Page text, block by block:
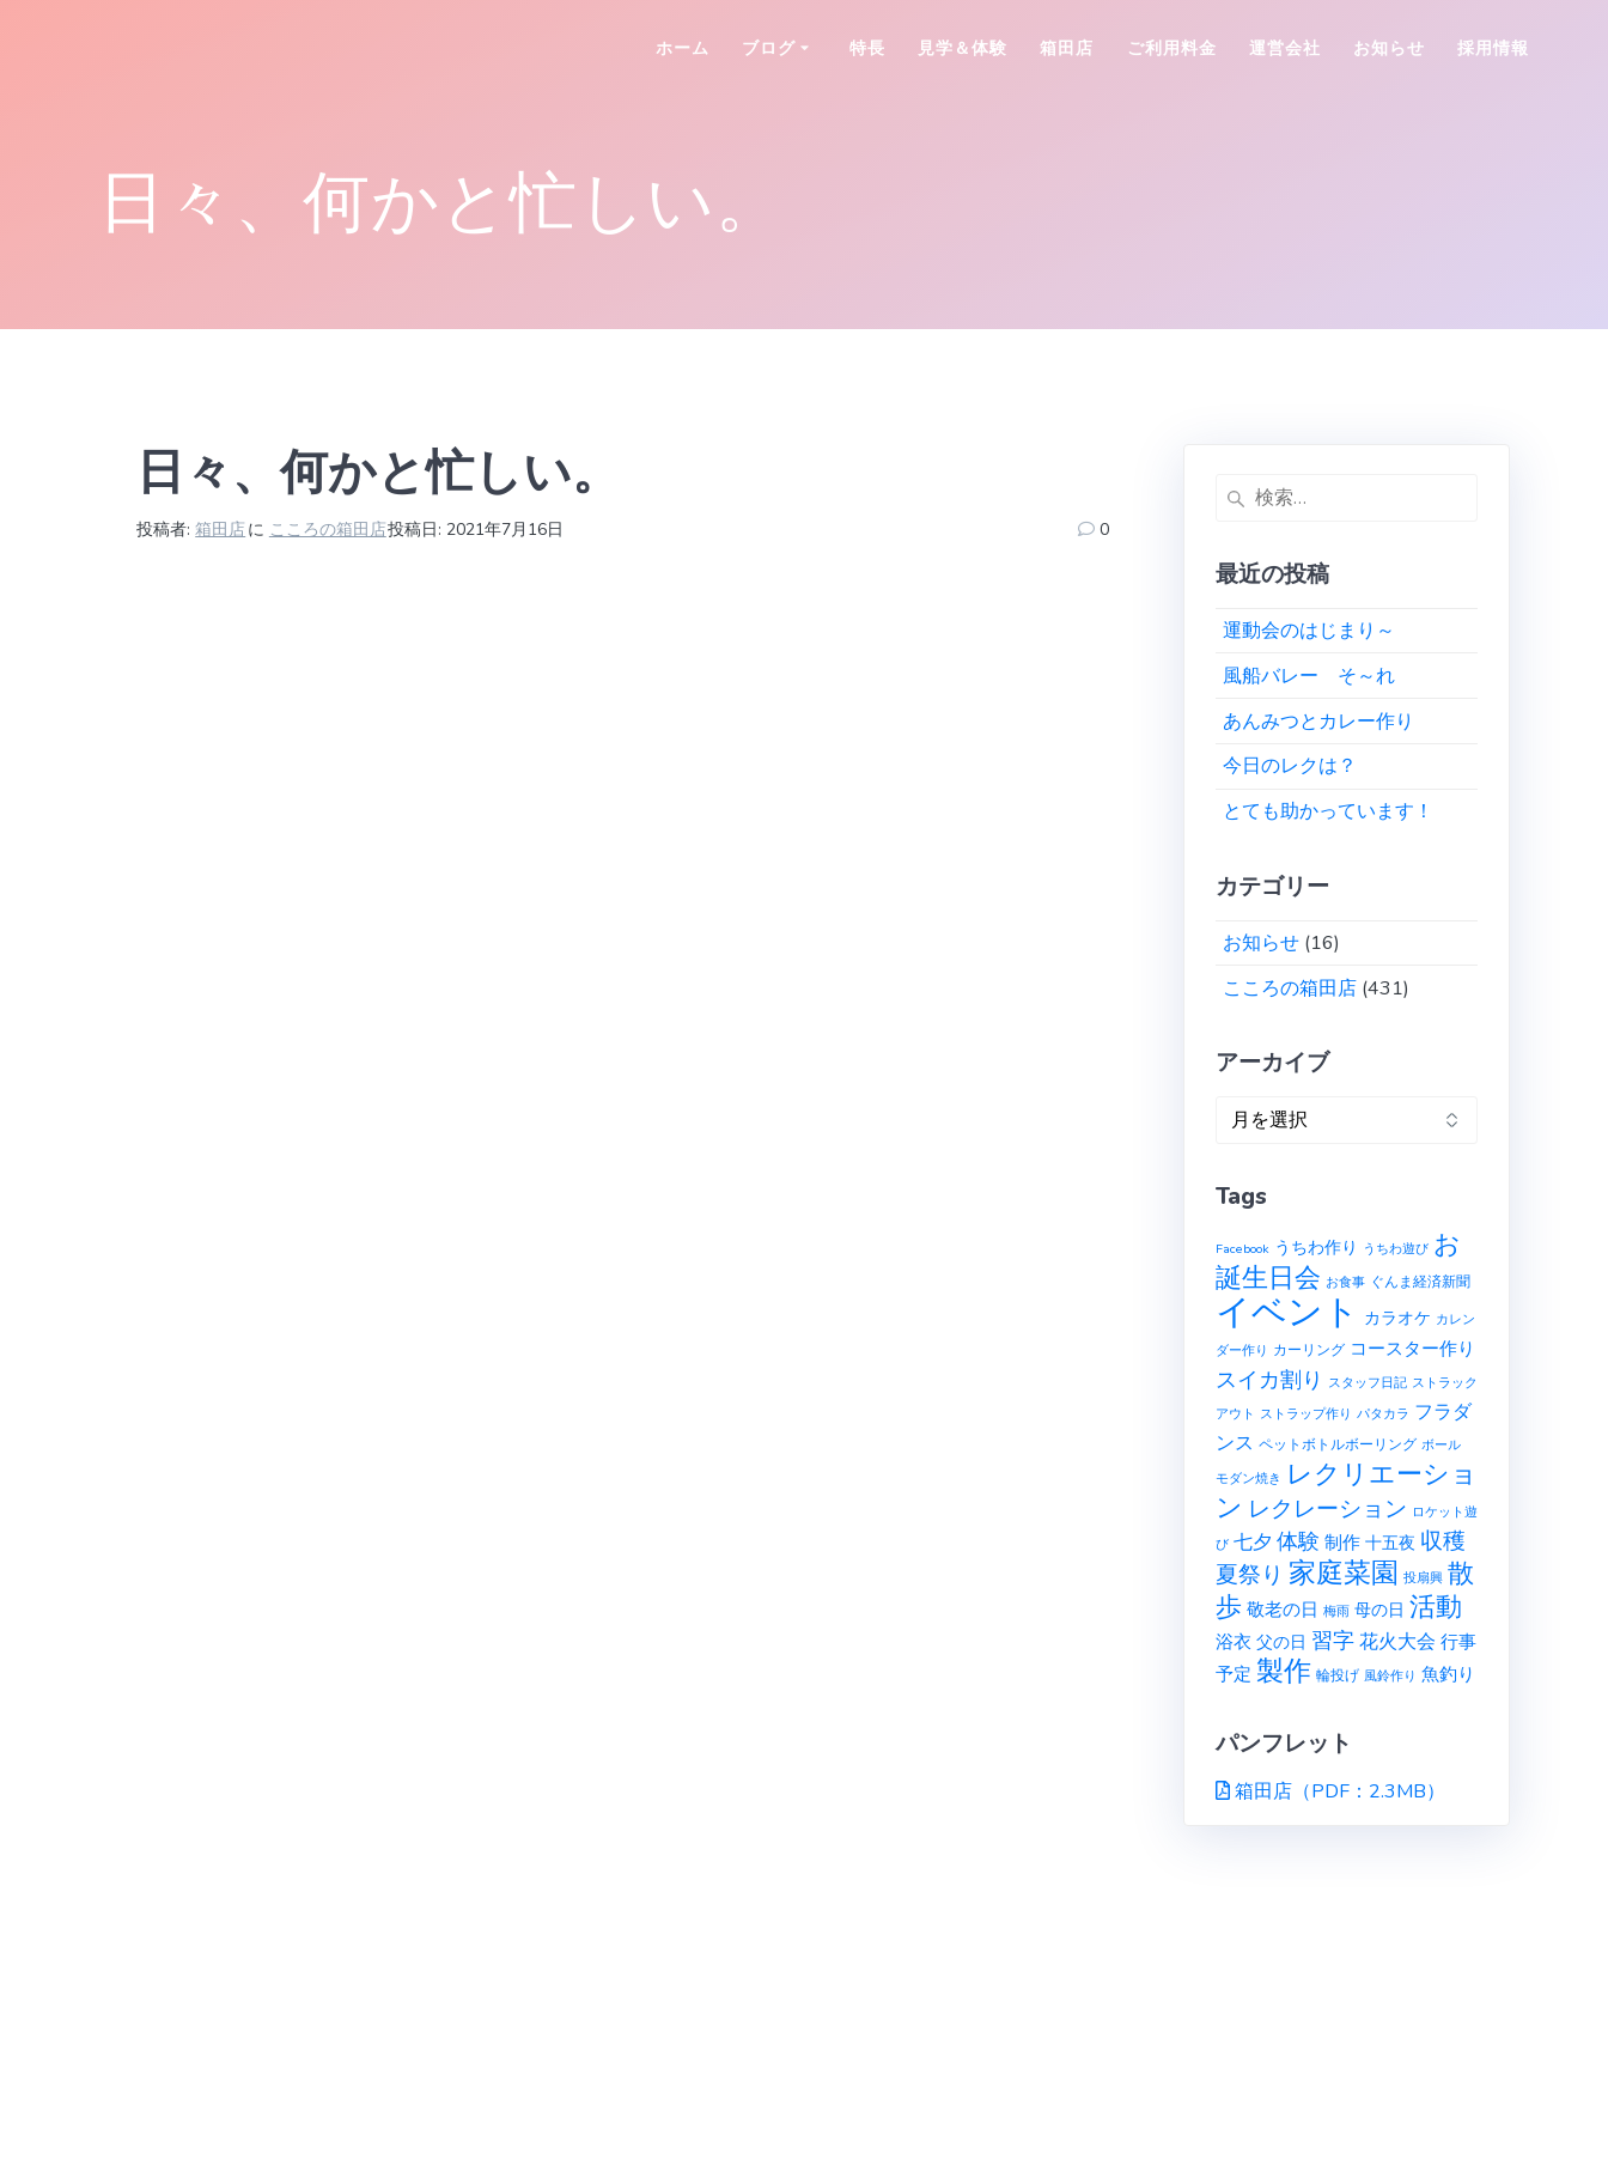
ホーム ブログ 特長 見学＆体験 箱田店 ご利用料金 運営会社 お知らせ 採用情報
日々、何かと忙しい。
日々、何かと忙しい。
投稿者:箱田店 に こころの箱田店投稿日: 2021年7月16日 0
検
最近の投稿
運動会のはじまり～
風船バレー そ～れ
あんみつとカレー作り
今日のレクは？
とても助かっています！
カテゴリー
お知らせ (16)
こころの箱田店 (431)
アーカイブ
イ
Tags
Facebook うちわ作り うちわ遊び お
誕生日会 お食事 ぐんま経済新聞
イベント カラオケ カレン
ダー作り カーリング コースター作り
スイカ割り スタッフ日記 ストラック
アウト ストラップ作り パタカラ フラダ
ンス ペットボトルボーリング ボール
モダン焼き レクリエーショ
ン レクレーション ロケット遊
び 七夕 体験 制作 十五夜 収穫
夏祭り 家庭菜園 投扇興 散
歩敬老の日 梅雨 母の日 活動
浴衣 父の日 習字花火大会 行事
予定 製作 輪投げ 風鈴作り 魚釣り
パンフレット
箱田店（PDF：2.3MB）